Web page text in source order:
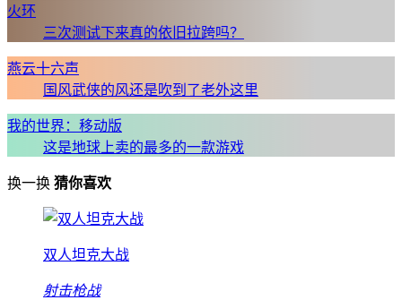
火环
三次测试下来真的依旧拉跨吗？
燕云十六声
国风武侠的风还是吹到了老外这里
我的世界：移动版
这是地球上卖的最多的一款游戏
换一换 猜你喜欢
双人坦克大战
射击枪战